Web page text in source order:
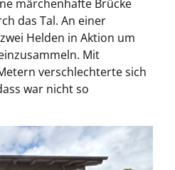
märchenhafte Brücke
das Tal. An einer
Helden in Aktion um
Mit
verschlechterte sich
war nicht so